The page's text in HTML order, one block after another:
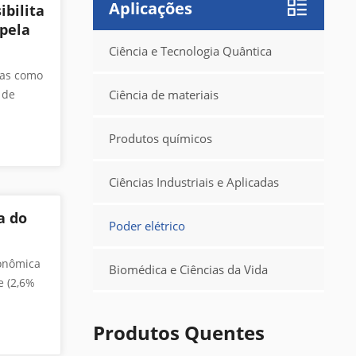
como
dos
de
Yang
de
do
O
Aplicações
Ciência e Tecnologia Quântica
Ciência de materiais
Produtos químicos
Ciências Industriais e Aplicadas
Poder elétrico
Biomédica e Ciências da Vida
Produtos Quentes